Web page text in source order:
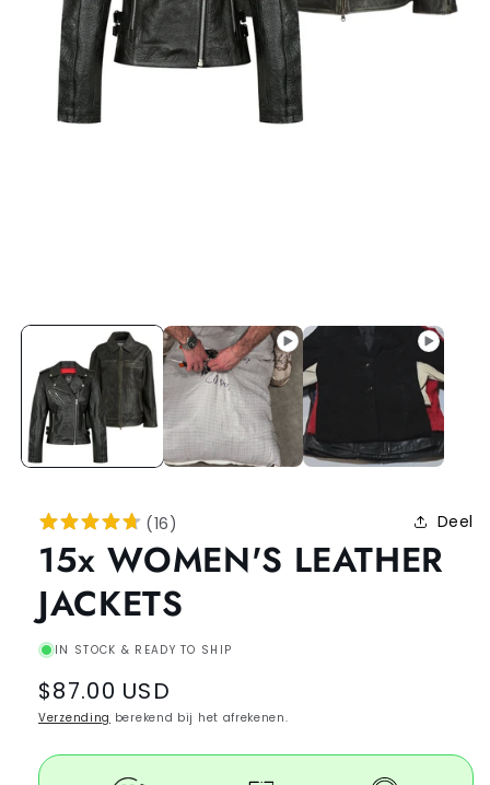
(16) Deel
15x WOMEN'S LEATHER
JACKETS
IN STOCK & READY TO SHIP
Regular
price
$87.00 USD
Verzending berekend bij het afrekenen.